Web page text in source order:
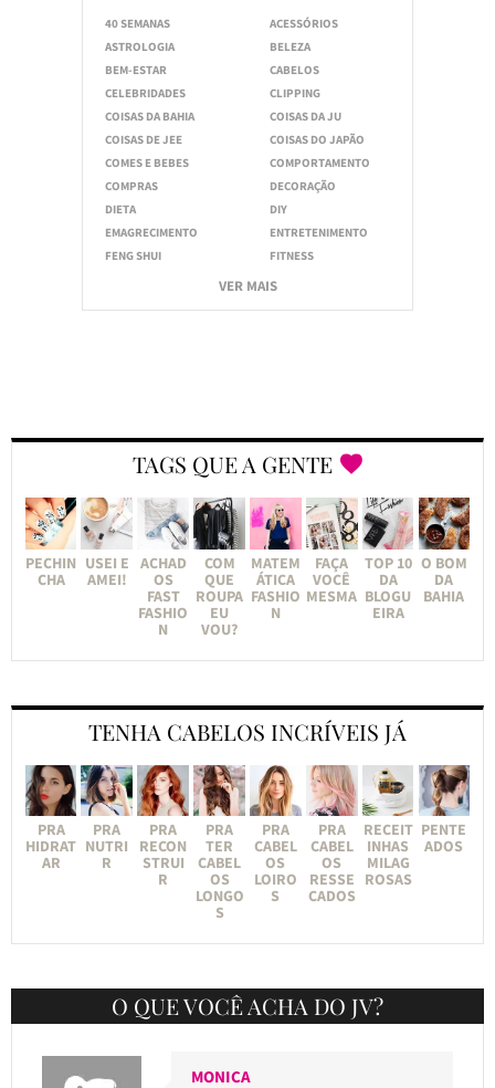
40 SEMANAS
ACESSÓRIOS
ASTROLOGIA
BELEZA
BEM-ESTAR
CABELOS
CELEBRIDADES
CLIPPING
COISAS DA BAHIA
COISAS DA JU
COISAS DE JEE
COISAS DO JAPÃO
COMES E BEBES
COMPORTAMENTO
COMPRAS
DECORAÇÃO
DIETA
DIY
EMAGRECIMENTO
ENTRETENIMENTO
FENG SHUI
FITNESS
VER MAIS
TAGS QUE A GENTE
PECHIN
CHA
USEI E
AMEI!
ACHAD
OS
FAST
FASHIO
N
COM
QUE
ROUPA
EU
VOU?
MATEM
ÁTICA
FASHIO
N
FAÇA
VOCÊ
MESMA
TOP 10
DA
BLOGU
EIRA
O BOM
DA
BAHIA
TENHA CABELOS INCRÍVEIS JÁ
PRA
HIDRAT
AR
PRA
NUTRI
R
PRA
RECON
STRUI
R
PRA
TER
CABEL
OS
LONGO
S
PRA
CABEL
OS
LOIRO
S
PRA
CABEL
OS
RESSE
CADOS
RECEIT
INHAS
MILAG
ROSAS
PENTE
ADOS
O QUE VOCÊ ACHA DO JV?
MONICA